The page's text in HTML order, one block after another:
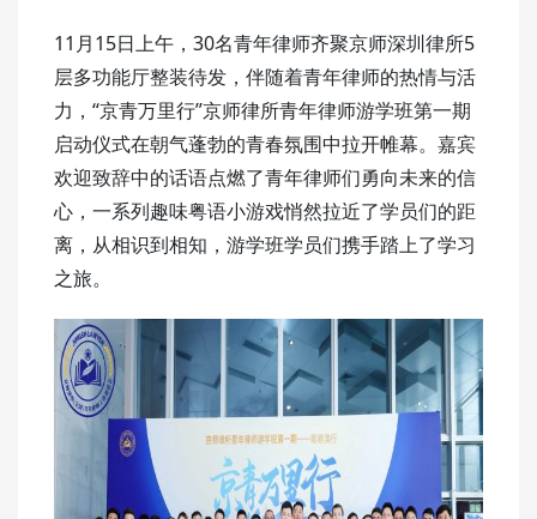
11月15日上午，30名青年律师齐聚京师深圳律所5
层多功能厅整装待发，伴随着青年律师的热情与活
力，“京青万里行”京师律所青年律师游学班第一期
启动仪式在朝气蓬勃的青春氛围中拉开帷幕。嘉宾
欢迎致辞中的话语点燃了青年律师们勇向未来的信
心，一系列趣味粤语小游戏悄然拉近了学员们的距
离，从相识到相知，游学班学员们携手踏上了学习
之旅。